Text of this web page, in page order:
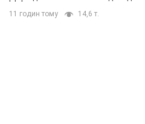
11 годин тому 14,6 т.